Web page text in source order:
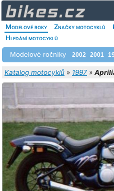
Modelové roky Značky motocyklů
Hledání motocyklů
Modelové ročníky 2002 2001
Katalog motocyklů » 1997 »